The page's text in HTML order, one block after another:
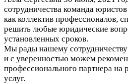
сотрудничества команда
как коллектив профессионалов,
решить любые юридические
установленных сроков.
Мы рады нашему
и с уверенностью можем
профессионального партнера
услуг.